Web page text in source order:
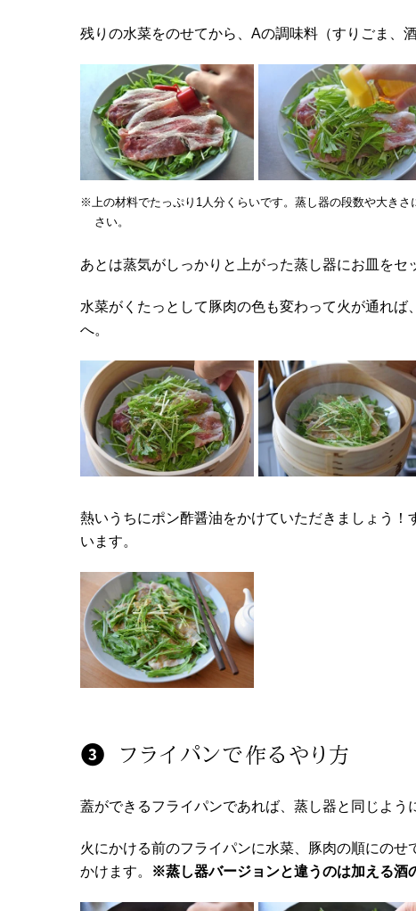
残りの水菜をのせてから、Aの調味料（すりごま、
※上の材料でたっぷり1人分くらいです。蒸し器の段数や大き
さい。
あとは蒸気がしっかりと上がった蒸し器にお皿をセ
水菜がくたっとして豚肉の色も変わって火が通れ
へ。
熱いうちにポン酢醤油をかけていただきましょう
います。
フライパンで作るやり方
蓋ができるフライパンであれば、蒸し器と同じよう
火にかける前のフライパンに水菜、豚肉の順にの
かけます。
※蒸し器バージョンと違うのは加える酒